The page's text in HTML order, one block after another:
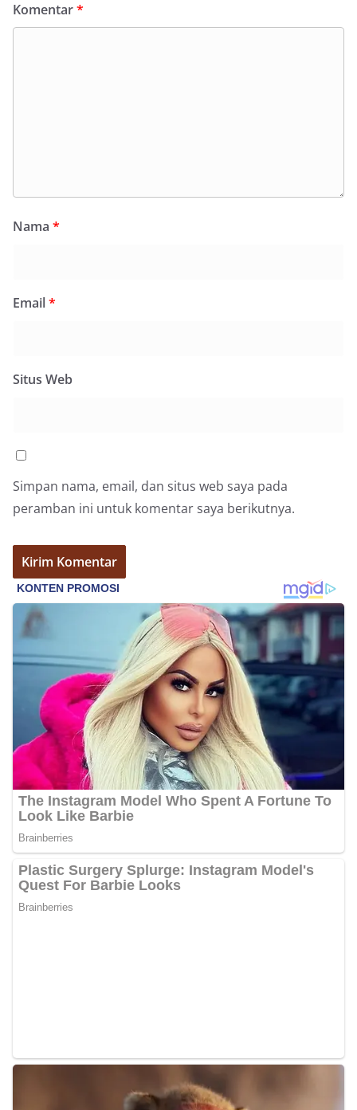
Komentar*
Nama *
Email*
Situs Web
Simpan nama, email, dan situs web saya pada
peramban ini untuk komentar saya berikutnya.